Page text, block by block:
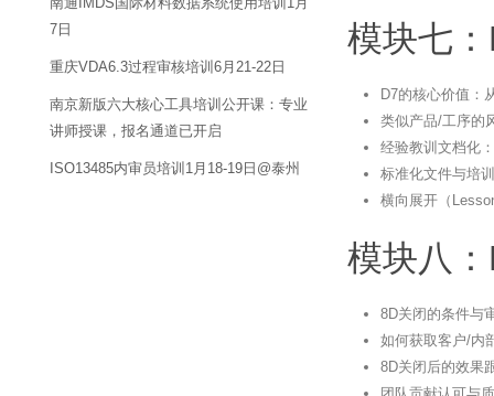
模块七
D7的核心价值：
类似产品/工序的
经验教训文档化
标准化文件与培
横向展开（
模块八
8D关闭的条件与
如何获取客户/内
8D关闭后的效果
团队贡献认可与
7日
重庆VDA6.3过程审核培训6月21-22日
南京新版六大核心工具培训公开课：专业
讲师授课，报名通道已开启
ISO13485内审员培训1月18-19日@泰州